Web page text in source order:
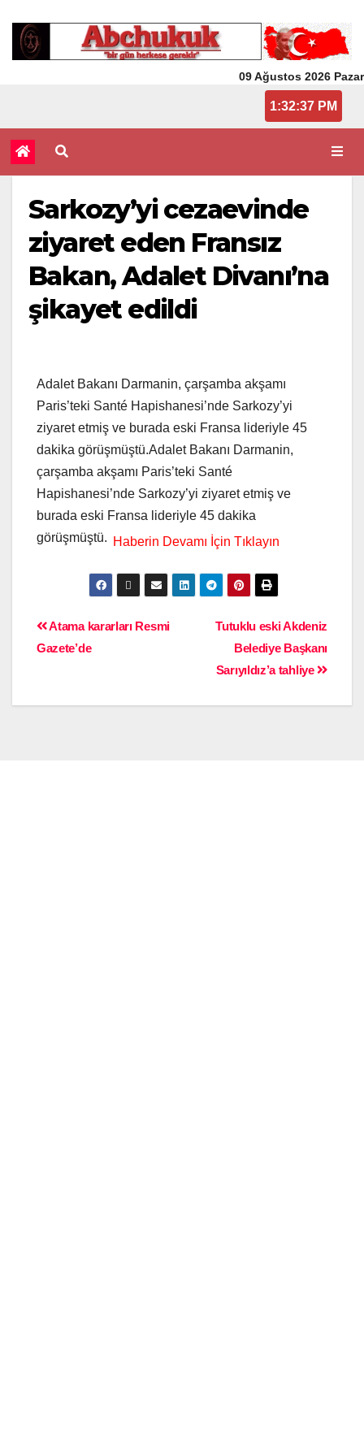
09 Ağustos 2026 Pazar
1:32:37 PM
Sarkozy’yi cezaevinde
ziyaret eden Fransız
Bakan, Adalet Divanı’na
şikayet edildi
Adalet Bakanı Darmanin, çarşamba akşamı
Paris’teki Santé Hapishanesi’nde Sarkozy’yi
ziyaret etmiş ve burada eski Fransa lideriyle 45
dakika görüşmüştü.Adalet Bakanı Darmanin,
çarşamba akşamı Paris’teki Santé
Hapishanesi’nde Sarkozy’yi ziyaret etmiş ve
burada eski Fransa lideriyle 45 dakika
görüşmüştü.
Tutuklu eski Akdeniz
Belediye Başkanı
Sarıyıldız’a tahliye
Atama kararları Resmi
Gazete’de